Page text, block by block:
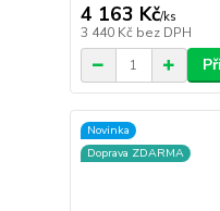
4 163 Kč/ks
3 440 Kč bez DPH
Novinka
Doprava ZDARMA